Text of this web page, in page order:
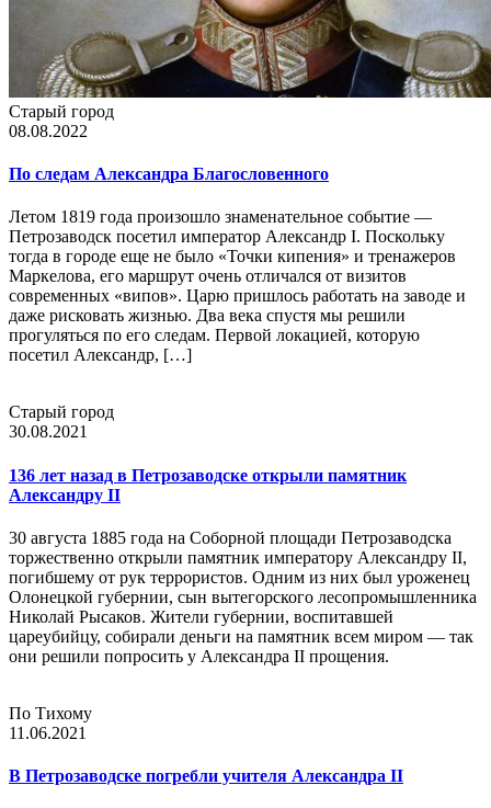
Старый город
08.08.2022
По следам Александра Благословенного
Летом 1819 года произошло знаменательное событие —
Петрозаводск посетил император Александр I. Поскольку
тогда в городе еще не было «Точки кипения» и тренажеров
Маркелова, его маршрут очень отличался от визитов
современных «випов». Царю пришлось работать на заводе и
даже рисковать жизнью. Два века спустя мы решили
прогуляться по его следам. Первой локацией, которую
посетил Александр, […]
Старый город
30.08.2021
136 лет назад в Петрозаводске открыли памятник
Александру II
30 августа 1885 года на Соборной площади Петрозаводска
торжественно открыли памятник императору Александру II,
погибшему от рук террористов. Одним из них был уроженец
Олонецкой губернии, сын вытегорского лесопромышленника
Николай Рысаков. Жители губернии, воспитавшей
цареубийцу, собирали деньги на памятник всем миром — так
они решили попросить у Александра II прощения.
По Тихому
11.06.2021
В Петрозаводске погребли учителя Александра II